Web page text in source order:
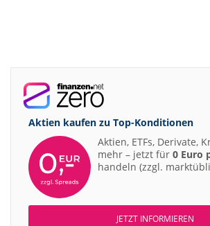
Aktien kaufen zu Top-Konditionen
Aktien, ETFs, Derivate,
mehr – jetzt für 0 Euro
handeln (zzgl.
JETZT INFORMIEREN